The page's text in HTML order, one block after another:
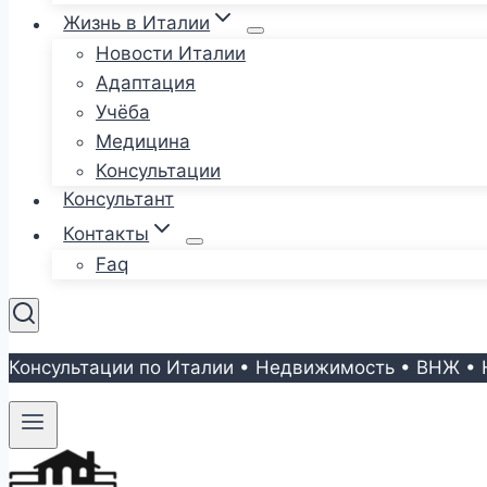
Жизнь в Италии
Новости Италии
Адаптация
Учёба
Медицина
Консультации
Консультант
Контакты
Faq
Консультации по Италии • Недвижимость • ВНЖ •